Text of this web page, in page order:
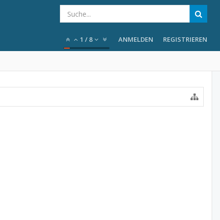
1 / 8 ANMELDEN REGISTRIEREN